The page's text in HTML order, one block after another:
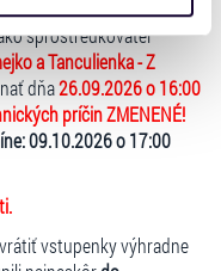
jejich služby. Jaké
níže. Možnosti
varianty. Svoji
stránky v záložce
sprostredkovateľ
a Tanculienka - Z
dňa26.09.2026 o 16:00
príčin ZMENENÉ!
09.10.2026 o 17:00
vstupenky výhradne